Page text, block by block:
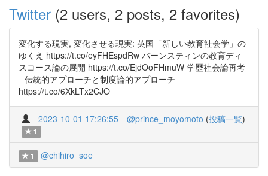
Twitter (2 users, 2 posts, 2 favorites)
変化する現実, 変化させる現実: 英国「新しい教育社会学」の
ゆくえ https://t.co/eyFHEspdRw バーンスティンの教育ディ
スコース論の展開 https://t.co/EjdOoFHmuW 学歴社会論再考
─伝統的アプローチと制度論的アプローチ
https://t.co/6XkLTx2CJO
2023-10-01 17:26:55 @prince_moyomoto (投稿一覧)
1
1 @chihiro_soe